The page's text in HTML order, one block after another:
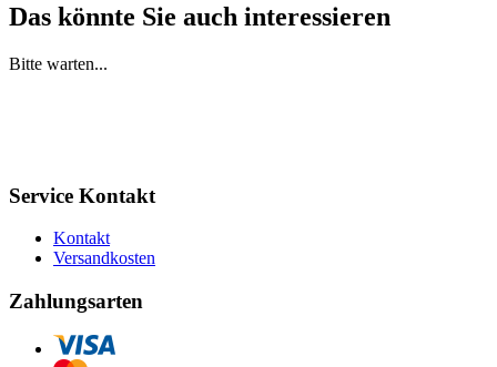
Das könnte Sie auch interessieren
Bitte warten...
Service Kontakt
Kontakt
Versandkosten
Zahlungsarten